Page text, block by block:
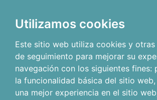
Utilizamos cookies
Este sitio web utiliza cookies y
de seguimiento para mejorar su
navegación con los siguientes fines:
la funcionalidad básica del sitio web,
una mejor experiencia en el sitio web